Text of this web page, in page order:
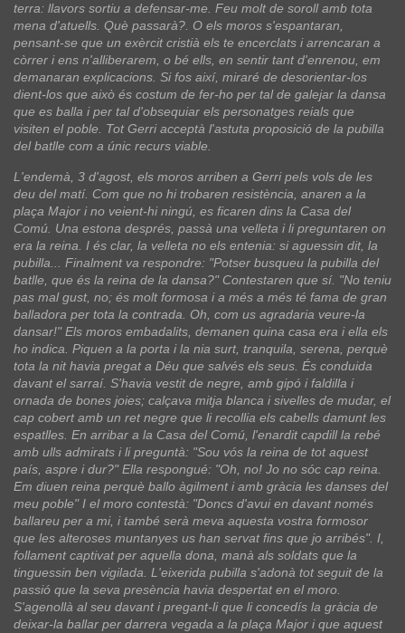
terra: llavors sortiu a defensar-me. Feu molt de soroll amb tota
mena d'atuells. Què passarà?. O els moros s'espantaran,
pensant-se que un exèrcit cristià els te encerclats i arrencaran a
còrrer i ens n'alliberarem, o bé ells, en sentir tant d'enrenou, em
demanaran explicacions. Si fos així, miraré de desorientar-los
dient-los que això és costum de fer-ho per tal de galejar la dansa
que es balla i per tal d'obsequiar els personatges reials que
visiten el poble. Tot Gerri acceptà l'astuta proposició de la pubilla
del batlle com a únic recurs viable.
L'endemà, 3 d'agost, els moros arriben a Gerri pels vols de les
deu del matí. Com que no hi trobaren resistència, anaren a la
plaça Major i no veient-hi ningú, es ficaren dins la Casa del
Comú. Una estona després, passà una velleta i li preguntaren on
era la reina. I és clar, la velleta no els entenia: si aguessin dit, la
pubilla... Finalment va respondre: "Potser busqueu la pubilla del
batlle, que és la reina de la dansa?" Contestaren que sí. "No teniu
pas mal gust, no; és molt formosa i a més a més té fama de gran
balladora per tota la contrada. Oh, com us agradaria veure-la
dansar!" Els moros embadalits, demanen quina casa era i ella els
ho indica. Piquen a la porta i la nia surt, tranquila, serena, perquè
tota la nit havia pregat a Déu que salvés els seus. És conduida
davant el sarraí. S'havia vestit de negre, amb gipó i faldilla i
ornada de bones joies; calçava mitja blanca i sivelles de mudar, el
cap cobert amb un ret negre que li recollia els cabells damunt les
espatlles. En arribar a la Casa del Comú, l'enardit capdill la rebé
amb ulls admirats i li preguntà: "Sou vós la reina de tot aquest
país, aspre i dur?" Ella respongué: "Oh, no! Jo no sóc cap reina.
Em diuen reina perquè ballo àgilment i amb gràcia les danses del
meu poble" I el moro contestà: "Doncs d'avui en davant només
ballareu per a mi, i també serà meva aquesta vostra formosor
que les alteroses muntanyes us han servat fins que jo arribés". I,
follament captivat per aquella dona, manà als soldats que la
tinguessin ben vigilada. L'eixerida pubilla s'adonà tot seguit de la
passió que la seva presència havia despertat en el moro.
S'agenollà al seu davant i pregant-li que li concedís la gràcia de
deixar-la ballar per darrera vegada a la plaça Major i que aquest